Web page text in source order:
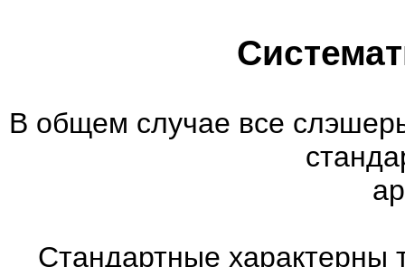
В общем случае все
Стандартные характерны